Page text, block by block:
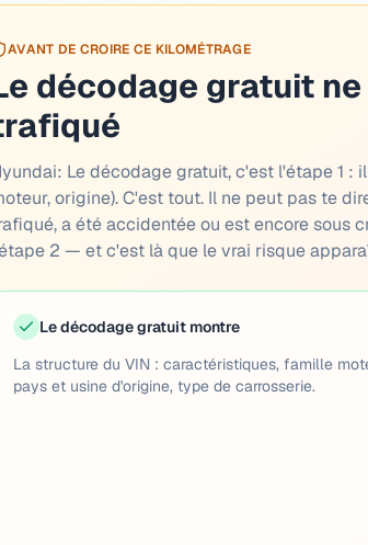
AVANT DE CROIRE CE KILOMÉTRAGE
décodage gratuit
Le décodage gratuit, c'est l'étape 1 :
origine). C'est tout. Il ne peut pas te
a été accidentée ou est encore sous
2 — et c'est là que le vrai risque
Le décodage gratuit montre
La structure du VIN : caractéristiques, famille
pays et usine d'origine, type de carrosserie.